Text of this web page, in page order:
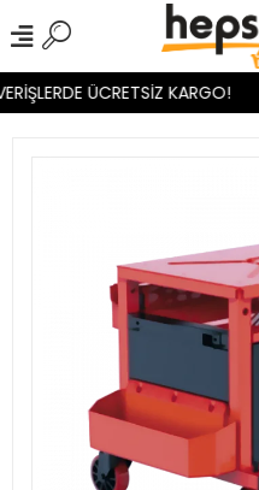
ÜCRETSİZ KARGO!